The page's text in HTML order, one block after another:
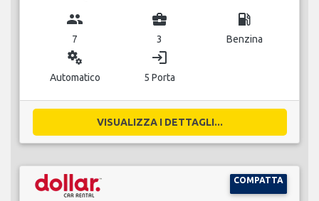
group
7
business_center
3
local_gas_station
Benzina
miscellaneous_services
Automatico
login
5 Porta
VISUALIZZA I DETTAGLI...
COMPATTA